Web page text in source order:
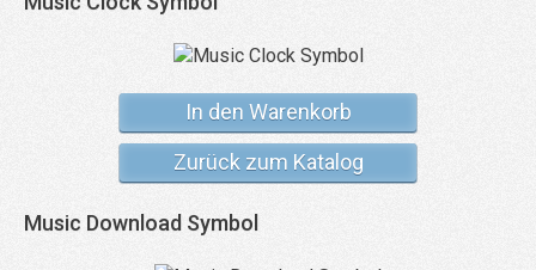
In den Warenkorb
Zurück zum Katalog
Music Download Symbol